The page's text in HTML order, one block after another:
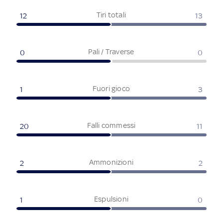
Tiri totali
12 13
Pali / Traverse
0 0
Fuori gioco
1 3
Falli commessi
20 11
Ammonizioni
2 2
Espulsioni
1 0